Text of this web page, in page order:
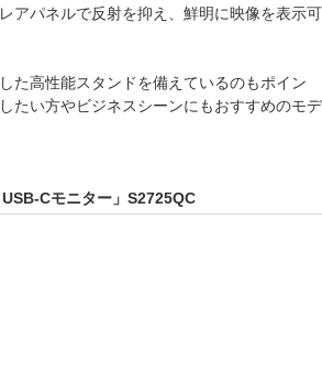
アパネルで反射を抑え、鮮明に映像を表示可
た高性能スタンドを備えているのもポイン
たい方やビジネスシーンにもおすすめのモデ
Cモニター」S2725QC